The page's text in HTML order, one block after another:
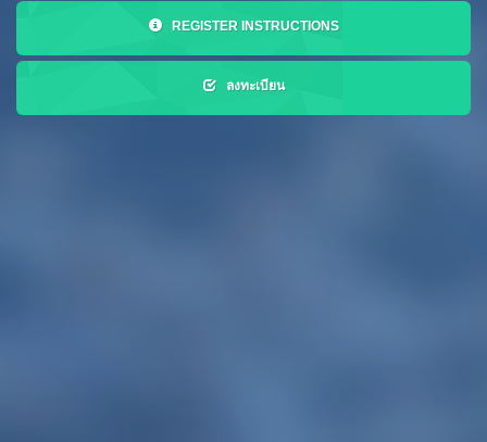
REGISTER INSTRUCTIONS
ลงทะเบียน